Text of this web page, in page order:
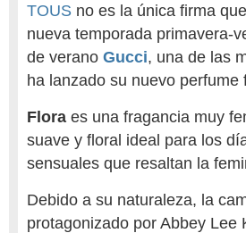
TOUS no es la única firma
nueva temporada primavera-
de verano Gucci, una de las
ha lanzado su nuevo perfume
Flora es una fragancia muy
suave y floral ideal para los
sensuales que resaltan la
Debido a su naturaleza, la
protagonizado por Abbey